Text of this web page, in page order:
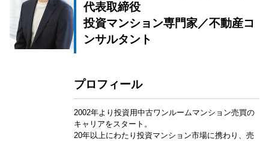
代表取締役
投資マンション専門家／不動産コ
ンサルタント
プロフィール
2002年より投資用中古ワンルームマンション売買の
キャリアをスタート。
20年以上にわたり投資マンション市場に携わり、売